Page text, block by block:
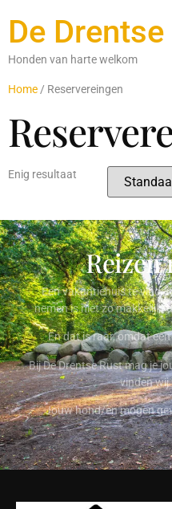
De
Honden van harte welkom
Home / Reservereingen
Enig resultaat
Reizen
Een vakantiehuis te
nemen is niet zo makkelijk,
En dat is raar, omdat
Bij De Drentse Rust mag je
vinden wij
Jouw hond/en mogen